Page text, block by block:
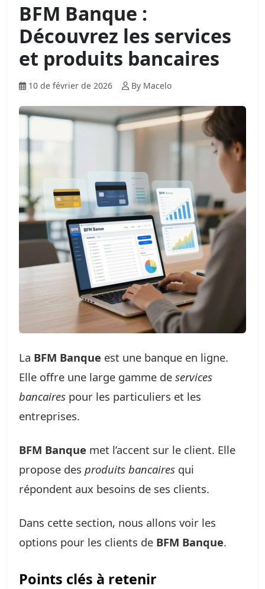
BFM Banque :
Découvrez les services
et produits bancaires
10 de février de 2026 By Macelo
La BFM Banque est une banque en ligne.
Elle offre une large gamme de services
bancaires pour les particuliers et les
entreprises.
BFM Banque met l’accent sur le client. Elle
propose des produits bancaires qui
répondent aux besoins de ses clients.
Dans cette section, nous allons voir les
options pour les clients de BFM Banque.
Points clés à retenir